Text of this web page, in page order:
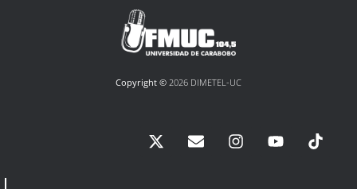
Copyright © 2026 DIMETEL-UC